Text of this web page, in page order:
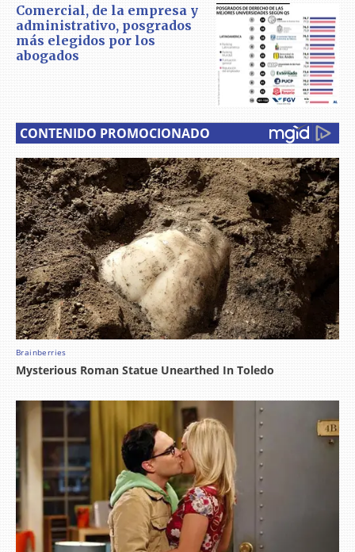
Comercial, de la empresa y
administrativo, posgrados
más elegidos por los
abogados